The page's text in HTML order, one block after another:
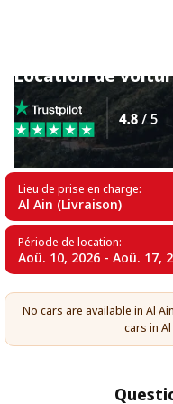
Location de
Lieu de prise en charge:
Al Ain (Livraison)
Période de location:
Aoû. 10, 2026 - Aoû. 17,
No cars are available in Al
cars in